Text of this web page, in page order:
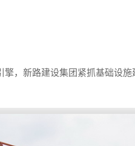
，新路建设集团紧抓基础设